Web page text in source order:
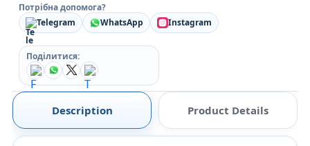
Потрібна допомога?
Telegram
WhatsApp Instagram
Поділитися:
Description Product Details